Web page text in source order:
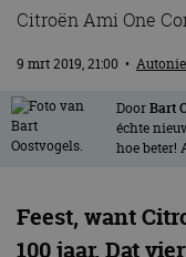
Citroën Ami One
9 mrt 2019, 21:00 •
DoorBart
échte
hoe beter!
Feest, want
100 jaar. Dat